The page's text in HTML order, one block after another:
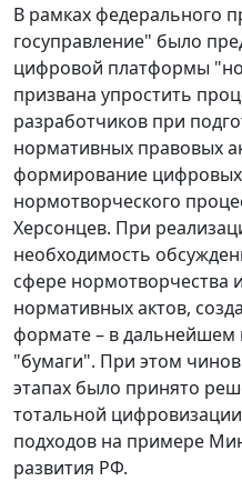
В рамках федерального
госуправление" было
цифровой платформы
призвана упростить
разработчиков при
нормативных правовых
формирование цифровых
нормотворческого
Херсонцев. При
необходимость
сфере нормотворчества
нормативных актов,
формате – в дальнейшем
"бумаги". При этом
этапах было принято
тотальной
подходов на примере
развития РФ.